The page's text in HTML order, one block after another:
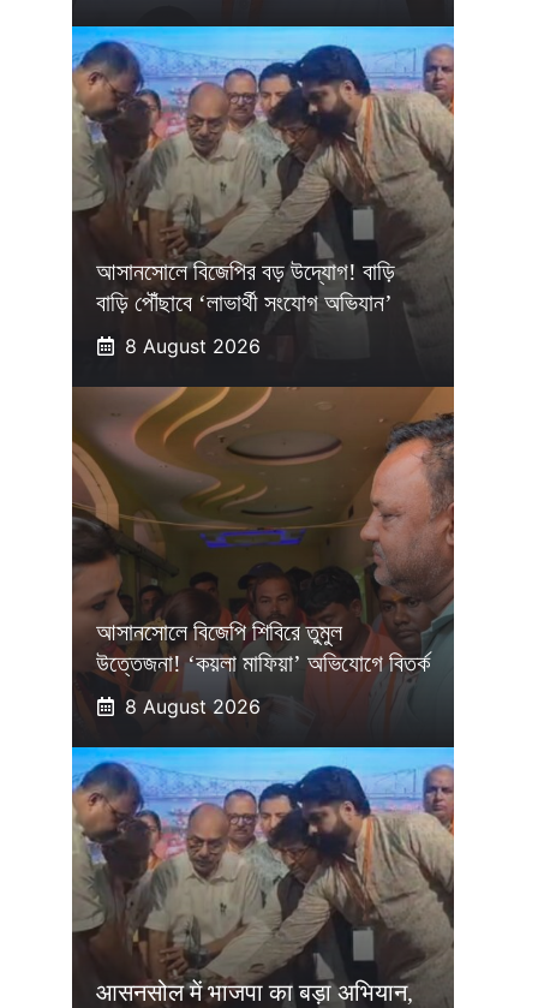
আসানসোলে বিজেপির বড় উদ্যোগ! বাড়ি
বাড়ি পৌঁছাবে ‘লাভার্থী সংযোগ অভিযান’
8 August 2026
আসানসোলে বিজেপি শিবিরে তুমুল
উত্তেজনা! ‘কয়লা মাফিয়া’ অভিযোগে বিতর্ক
8 August 2026
आसनसोल में भाजपा का बड़ा अभियान,